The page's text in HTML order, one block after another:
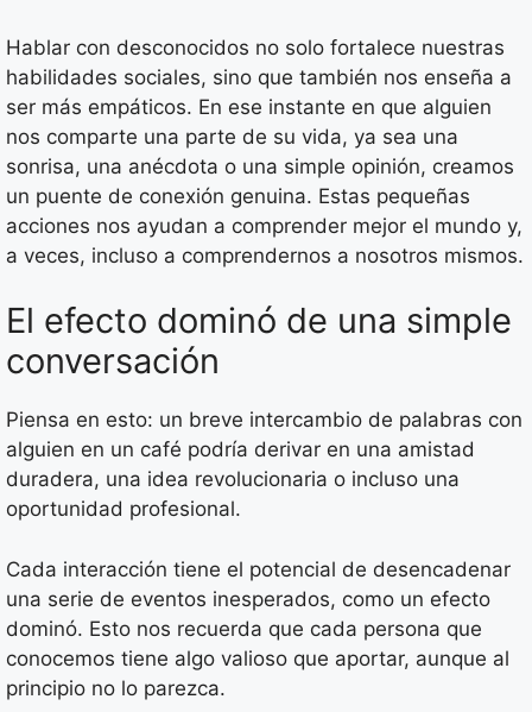
Hablar con desconocidos no solo fortalece nuestras
habilidades sociales, sino que también nos enseña a
ser más empáticos. En ese instante en que alguien
nos comparte una parte de su vida, ya sea una
sonrisa, una anécdota o una simple opinión, creamos
un puente de conexión genuina. Estas pequeñas
acciones nos ayudan a comprender mejor el mundo y,
a veces, incluso a comprendernos a nosotros mismos.
El efecto dominó de una simple
conversación
Piensa en esto: un breve intercambio de palabras con
alguien en un café podría derivar en una amistad
duradera, una idea revolucionaria o incluso una
oportunidad profesional.
Cada interacción tiene el potencial de desencadenar
una serie de eventos inesperados, como un efecto
dominó. Esto nos recuerda que cada persona que
conocemos tiene algo valioso que aportar, aunque al
principio no lo parezca.